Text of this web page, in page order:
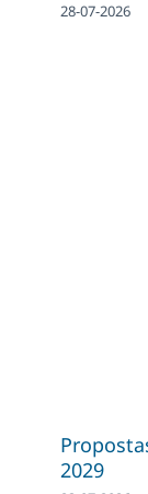
28-07-2026
2029